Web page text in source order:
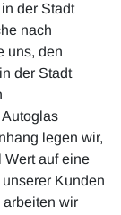
der Stadt
nach
uns, den
der Stadt
legen wir,
Wert auf eine
Kunden
arbeiten wir